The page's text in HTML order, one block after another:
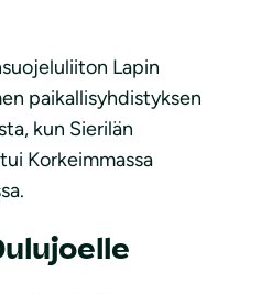
Lapin
paikallisyhdistyksen
kun Sierilän
Korkeimmassa